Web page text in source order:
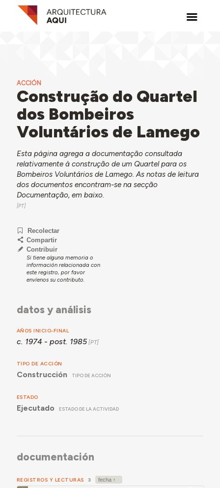
ACCIÓN
Construção do Quartel
dos Bombeiros
Voluntários de Lamego
Esta página agrega a documentação consultada
relativamente à construção de um Quartel para os
Bombeiros Voluntários de Lamego. As notas de leitura
dos documentos encontram-se na secção
Documentação, em baixo.
Recolectar
Compartir
Contribuir
Si tiene alguna memoria o
información relacionada con
este registro, por favor
envíenos su contributo.
datos y análisis
AÑOS INICIO-FINAL
c. 1974 - post. 1985
TIPO DE ACCIÓN
Construcción TIPO DE ACCIÓN
ESTADO
Ejecutado ESTADO DE LA ACTIVIDAD
documentación
REGISTROS Y LECTURAS 3